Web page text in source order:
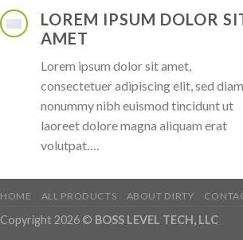
LOREM IPSUM DOLOR
AMET
Lorem ipsum dolor sit amet,
consectetuer adipiscing elit, sed diam
nonummy nibh euismod tincidunt ut
laoreet dolore magna aliquam erat
volutpat….
HOME ALL PRODUCTS ABOUT DIRTY
Copyright 2026 © BOSS LEVEL TECH, LLC